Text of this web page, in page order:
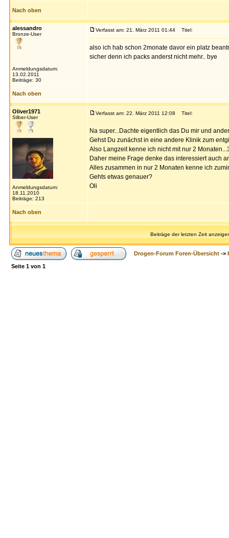
Nach oben
alessandro
Bronze-User
Anmeldungsdatum:
13.02.2011
Beiträge: 30
Verfasst am: 21. März 2011 01:44 Titel:
also ich hab schon 2monate davor ein platz
sicher denn ich packs anderst nicht mehr.. bye
Nach oben
Oliver1971
Silber-User
Anmeldungsdatum:
18.11.2010
Beiträge: 213
Verfasst am: 22. März 2011 12:08 Titel:
Na super...Dachte eigentlich das Du mir und
Gehst Du zunächst in eine andere Klinik zum
Also Langzeit kenne ich nicht mit nur 2
Daher meine Frage denke das interessiert auch
Alles zusammen in nur 2 Monaten kenne ich
Gehts etwas genauer?
Oli
Nach oben
Beiträge der letzten Zeit
Drogen-Forum Foren-Übersicht ->
Seite 1 von 1